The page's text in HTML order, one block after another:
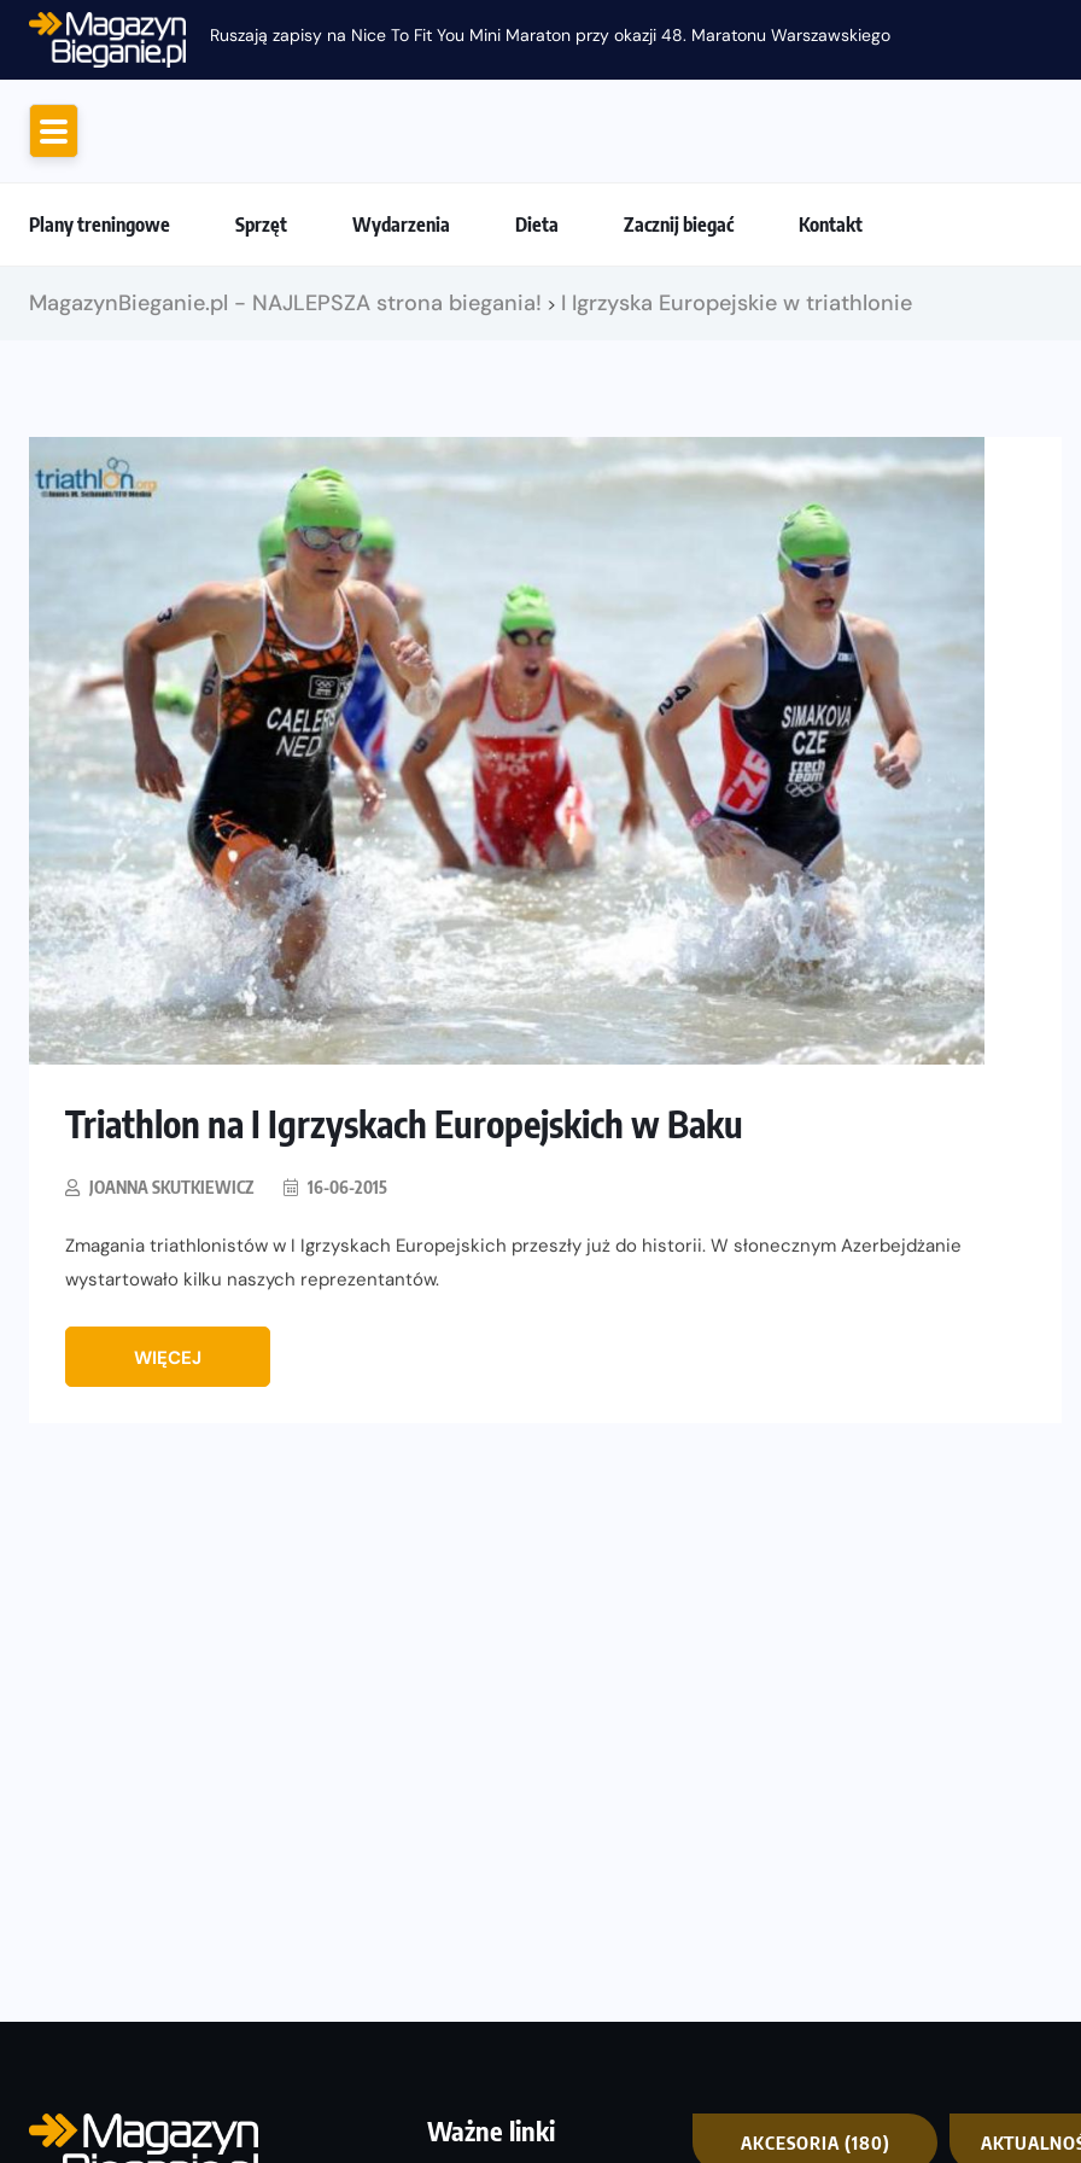
Ruszają zapisy na Nice To Fit You Mini Maraton przy okazji 48. Maratonu Warszawskiego
Plany treningowe Sprzęt Wydarzenia Dieta Zacznij biegać Kontakt
MagazynBieganie.pl - NAJLEPSZA strona biegania! > I Igrzyska Europejskie w triathlonie
Triathlon na I Igrzyskach Europejskich w Baku
JOANNA SKUTKIEWICZ 16-06-2015
Zmagania triathlonistów w I Igrzyskach Europejskich przeszły już do historii. W słonecznym Azerbejdżanie
wystartowało kilku naszych reprezentantów.
WIĘCEJ
Ważne linki AKCESORIA (180)